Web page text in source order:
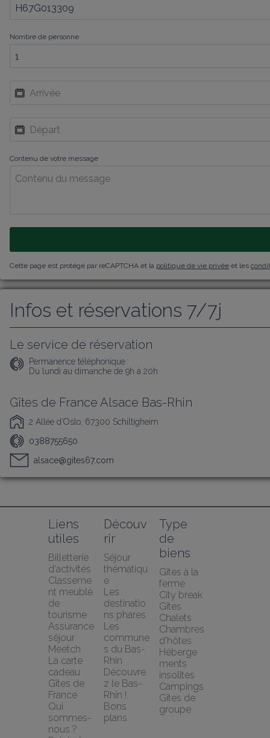
Nombre de personne
Contenu de votre message
Cette page est protégé par reCAPTCHA et la politique de vie privée et les
Infos et réservations 7/7j
Le service de réservation
Permanence téléphonique :
Du lundi au dimanche de 9h à 20h
Gîtes de France Alsace Bas-Rhin
2 Allée d'Oslo, 67300 Schiltigheim
0388755650
alsace@gites67.com
Liens
utiles
Billetterie
d'activités
Classeme
nt meublé
de
tourisme
Assurance
séjour
Meetch
La carte
cadeau
Gîtes de
France
Qui
sommes-
nous ?
Découv
rir
Séjour
thématiqu
e
Les
destinatio
ns phares
Les
commune
s du Bas-
Rhin
Découvre
z le Bas-
Rhin !
Bons
plans
Type
de
biens
Gîtes à la
ferme
City break
Gîtes
Chalets
Chambres
d'hôtes
Héberge
ments
insolites
Campings
Gîtes de
groupe